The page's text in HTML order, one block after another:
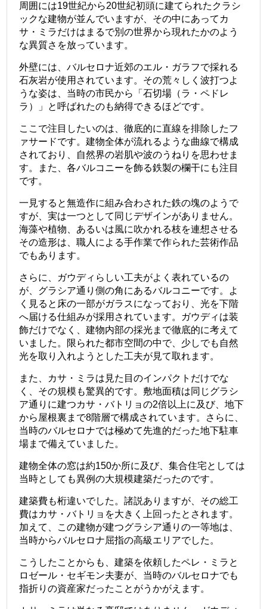
周囲には19世紀から20世紀初頭に建てられたクラシ
ックな建物が並んでいますが、その中にあってカ
サ・ミラだけはまるで別の世界から現れたかのよう
な異質さを放っています。
外壁には、バルセロナ近郊のエル・ガラフで採れる
石灰岩が使用されています。その荒々しく波打つよ
うな姿は、当時の市民から「石切場（ラ・ペドレ
ラ）」と呼ばれたのも納得できるほどです。
ここで注目したいのは、徹底的に直線を排除したフ
ァサードです。建物全体が流れるような曲線で構成
されており、自然界の岩肌や波のうねりを思わせま
す。また、各バルコニーを飾る鉄製の欄干にも注目
です。
一見すると無造作に組み合わされた鉄の塊のようで
すが、実は一つとして同じデザインがありません。
海藻や植物、あるいは風に吹かれる枝を連想させる
その造形は、職人による手作業で作られた芸術作品
でもあります。
さらに、ガウディらしい工夫がよく表れているの
が、グラシア通り側の角にあるバルコニーです。よ
く見ると床の一部がガラスになっており、光を下階
へ届ける仕組みが採用されています。ガウディは装
飾だけでなく、建物内部の採光まで徹底的に考えて
いました。限られた都市空間の中で、少しでも自然
光を取り入れようとした工夫が見て取れます。
また、カサ・ミラは見た目のインパクトだけでな
く、その規模も驚異的です。敷地面積は同じグラシ
ア通りに建つカサ・バトリョの2倍以上に及び、地下
から屋根裏まで8階層で構成されています。さらに、
当時のバルセロナでは極めて先進的だった地下駐車
場まで備えていました。
建物全体の窓は約150か所に及び、集合住宅としては
当時としても異例の大規模建築だったのです。
建築費も桁違いでした。諸説ありますが、その総工
費はカサ・バトリョを大きく上回ったとされます。
加えて、この建物が建つグラシア通りの一等地は、
当時からバルセロナ屈指の高級エリアでした。
こうしたことからも、建築を依頼したペレ・ミラと
ロゼール・セギモン夫妻が、当時のバルセロナでも
指折りの資産家だったことがうかがえます。